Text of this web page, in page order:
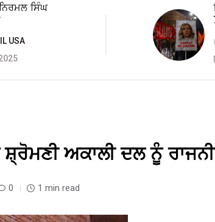
ਸਿੰਘ
USA
ਸ਼੍ਰੋਮਣੀ ਅਕਾਲੀ ਦਲ ਨੂੰ
0 1 min read